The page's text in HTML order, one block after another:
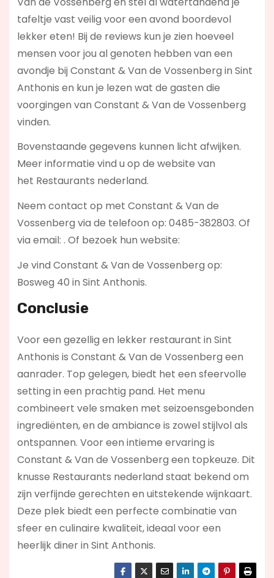
tafeltje vast veilig voor een avond boordevol
lekker eten! Bij de reviews kun je zien hoeveel
mensen voor jou al genoten hebben van een
avondje bij Constant & Van de Vossenberg in Sint
Anthonis en kun je lezen wat de gasten die
voorgingen van Constant & Van de Vossenberg
vinden.
Bovenstaande gegevens kunnen licht afwijken.
Meer informatie vind u op de website van
het Restaurants nederland.
Neem contact op met Constant & Van de
Vossenberg via de telefoon op: 0485-382803. Of
via email: . Of bezoek hun website:
Je vind Constant & Van de Vossenberg op:
Bosweg 40 in Sint Anthonis.
Conclusie
Voor een gezellig en lekker restaurant in Sint
Anthonis is Constant & Van de Vossenberg een
aanrader. Top gelegen, biedt het een sfeervolle
setting in een prachtig pand. Het menu
combineert vele smaken met seizoensgebonden
ingrediënten, en de ambiance is zowel stijlvol als
ontspannen. Voor een intieme ervaring is
Constant & Van de Vossenberg een topkeuze. Dit
knusse Restaurants nederland staat bekend om
zijn verfijnde gerechten en uitstekende wijnkaart.
Deze plek biedt een perfecte combinatie van
sfeer en culinaire kwaliteit, ideaal voor een
heerlijk diner in Sint Anthonis.